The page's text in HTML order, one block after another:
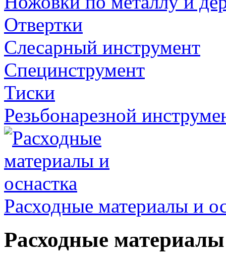
Отвертки
Слесарный инструмент
Специнструмент
Тиски
Резьбонарезной
Расходные материалы и
Расходные